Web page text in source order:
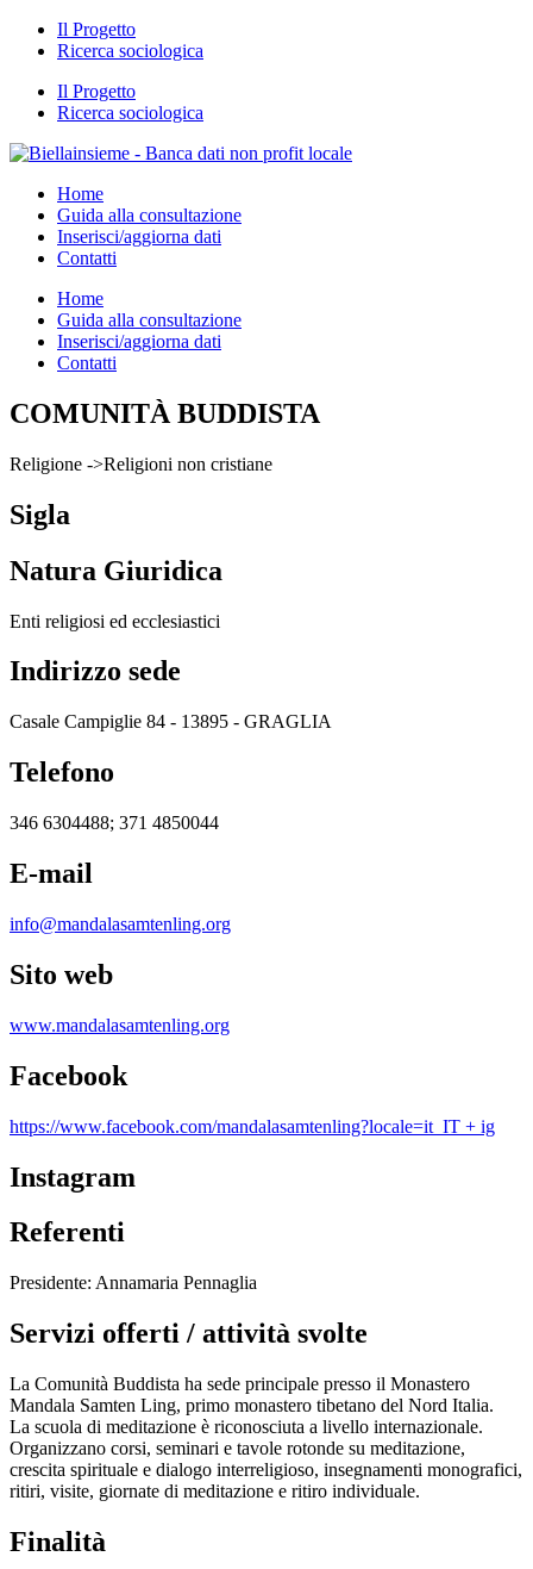
Il Progetto
Ricerca sociologica
Il Progetto
Ricerca sociologica
Home
Guida alla consultazione
Inserisci/aggiorna dati
Contatti
Home
Guida alla consultazione
Inserisci/aggiorna dati
Contatti
COMUNITÀ BUDDISTA
Religione ->Religioni non cristiane
Sigla
Natura Giuridica
Enti religiosi ed ecclesiastici
Indirizzo sede
Casale Campiglie 84 - 13895 - GRAGLIA
Telefono
346 6304488; 371 4850044
E-mail
info@mandalasamtenling.org
Sito web
www.mandalasamtenling.org
Facebook
https://www.facebook.com/mandalasamtenling?locale=it_IT + ig
Instagram
Referenti
Presidente: Annamaria Pennaglia
Servizi offerti / attività svolte
La Comunità Buddista ha sede principale presso il Monastero
Mandala Samten Ling, primo monastero tibetano del Nord Italia.
La scuola di meditazione è riconosciuta a livello internazionale.
Organizzano corsi, seminari e tavole rotonde su meditazione,
crescita spirituale e dialogo interreligioso, insegnamenti monografici,
ritiri, visite, giornate di meditazione e ritiro individuale.
Finalità